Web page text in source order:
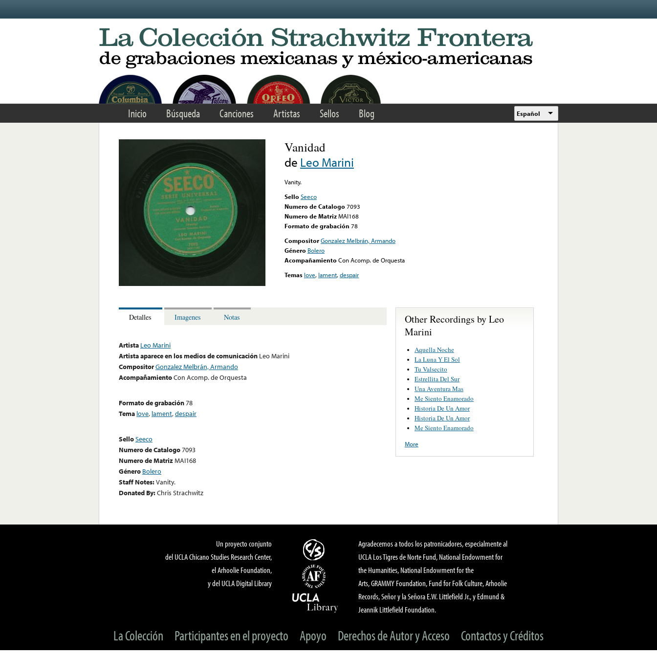
Inicio Búsqueda Canciones Artistas Sellos Blog Español
Vanidad
de Leo Marini
Vanity.
Sello Seeco
Numero de Catalogo 7093
Numero de MatrizMAI168
Formato de grabación 78
CompositorGonzalez Melbrán, Armando
Género Bolero
Acompañamiento Con Acomp. de Orquesta
Temas love, lament,despair
Detalles Imagenes Notas
Artista Leo Marini
Artista aparece en los medios de comunicación Leo Marini
CompositorGonzalez Melbrán, Armando
AcompañamientoCon Acomp. de Orquesta
Formato de grabación78
Tema love, lament,despair
SelloSeeco
Numero de Catalogo7093
Numero de MatrizMAI168
Género Bolero
Staff Notes:Vanity.
Donated By:Chris Strachwitz
Other Recordings by Leo
Marini
Aquella Noche
La Luna Y El Sol
Tu Valsecito
Estrellita Del Sur
Una Aventura Mas
Me Siento Enamorado
Historia De Un Amor
Historia De Un Amor
Me Siento Enamorado
More
Un proyecto conjunto
del UCLA Chicano Studies Research Center,
el Arhoolie Foundation,
y del UCLA Digital Library
Agradecemos a todos los patronicadores, especialmente al
UCLA Los Tigres de Norte Fund, National Endowment for
the Humanities, National Endowment for the
Arts, GRAMMY Foundation, Fund for Folk Culture, Arhoolie
Records, Señor y la Señora E.W. Littlefield Jr., y Edmund &
Jeannik Littlefield Foundation.
La Colección Participantes en el proyecto Apoyo Derechos de Autor y Acceso Contactos y Créditos